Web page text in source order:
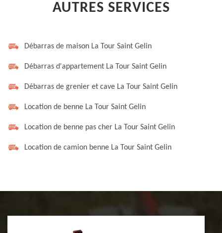
AUTRES SERVICES
Débarras de maison La Tour Saint Gelin
Débarras d'appartement La Tour Saint Gelin
Débarras de grenier et cave La Tour Saint Gelin
Location de benne La Tour Saint Gelin
Location de benne pas cher La Tour Saint Gelin
Location de camion benne La Tour Saint Gelin